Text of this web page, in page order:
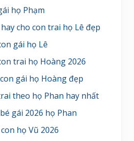
họ Phạm
cho con trai họ Lê đẹp
gái họ Lê
trai họ Hoàng 2026
gái họ Hoàng đẹp
theo họ Phan hay nhất
gái 2026 họ Phan
họ Vũ 2026